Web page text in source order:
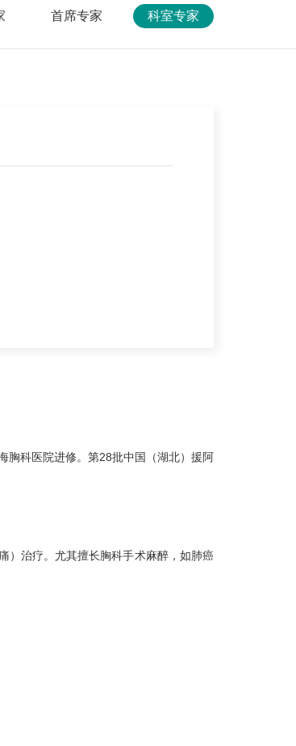
首席专家 科室专家
胸科医院进修。第28批中国（湖北）援阿
）治疗。尤其擅长胸科手术麻醉，如肺癌